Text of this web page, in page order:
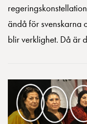
ändå för svenskarna
blir verklighet. Då är